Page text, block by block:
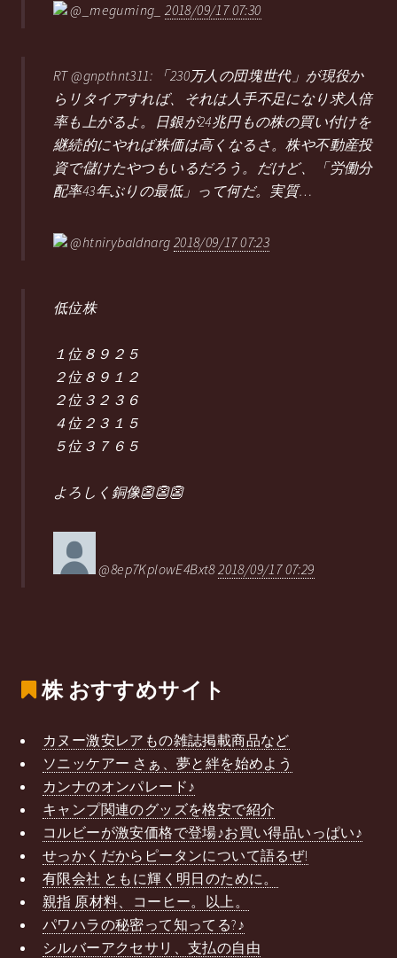
@_meguming_2018/09/17 07:30
RT @gnpthnt311: 「230万人の団塊世代」が現役か
らリタイアすれば、それは人手不足になり求人倍
率も上がるよ。日銀が24兆円もの株の買い付けを
継続的にやれば株価は高くなるさ。株や不動産投
資で儲けたやつもいるだろう。だけど、「労働分
配率43年ぶりの最低」って何だ。実質…
@htnirybaldnarg 2018/09/17 07:23
低位株
１位８９２５
２位８９１２
２位３２３６
４位２３１５
５位３７６５
よろしく銅像👺👺👺
@8ep7KplowE4Bxt82018/09/17 07:29
株おすすめサイト
カヌー激安レアもの雑誌掲載商品など
ソニッケアー さぁ、夢と絆を始めよう
カンナのオンパレード♪
キャンプ関連のグッズを格安で紹介
コルビーが激安価格で登場♪お買い得品いっぱい♪
せっかくだからピータンについて語るぜ!
有限会社 ともに輝く明日のために。
親指 原材料、コーヒー。以上。
パワハラの秘密って知ってる?♪
シルバーアクセサリ、支払の自由